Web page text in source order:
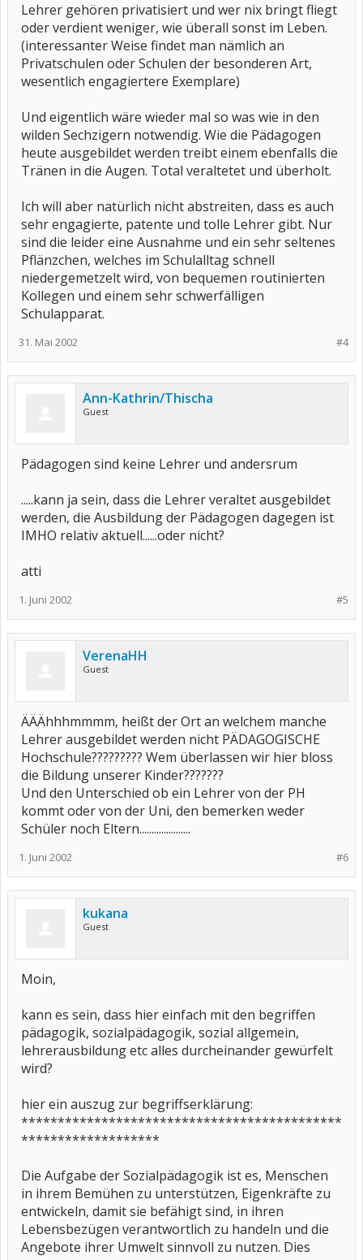
Lehrer gehören privatisiert und wer nix bringt fliegt
oder verdient weniger, wie überall sonst im Leben.
(interessanter Weise findet man nämlich an
Privatschulen oder Schulen der besonderen Art,
wesentlich engagiertere Exemplare)
Und eigentlich wäre wieder mal so was wie in den
wilden Sechzigern notwendig. Wie die Pädagogen
heute ausgebildet werden treibt einem ebenfalls die
Tränen in die Augen. Total veraltetet und überholt.
Ich will aber natürlich nicht abstreiten, dass es auch
sehr engagierte, patente und tolle Lehrer gibt. Nur
sind die leider eine Ausnahme und ein sehr seltenes
Pflänzchen, welches im Schulalltag schnell
niedergemetzelt wird, von bequemen routinierten
Kollegen und einem sehr schwerfälligen
Schulapparat.
#4
31. Mai 2002
Ann-Kathrin/Thischa
Guest
Pädagogen sind keine Lehrer und andersrum
.....kann ja sein, dass die Lehrer veraltet ausgebildet
werden, die Ausbildung der Pädagogen dagegen ist
IMHO relativ aktuell......oder nicht?
atti
#5
1. Juni 2002
VerenaHH
Guest
ÄÄÄhhhmmmm, heißt der Ort an welchem manche
Lehrer ausgebildet werden nicht PÄDAGOGISCHE
Hochschule????????? Wem überlassen wir hier bloss
die Bildung unserer Kinder???????
Und den Unterschied ob ein Lehrer von der PH
kommt oder von der Uni, den bemerken weder
Schüler noch Eltern.....................
#6
1. Juni 2002
kukana
Guest
Moin,
kann es sein, dass hier einfach mit den begriffen
pädagogik, sozialpädagogik, sozial allgemein,
lehrerausbildung etc alles durcheinander gewürfelt
wird?
hier ein auszug zur begriffserklärung:
********************************************
*******************
Die Aufgabe der Sozialpädagogik ist es, Menschen
in ihrem Bemühen zu unterstützen, Eigenkräfte zu
entwickeln, damit sie befähigt sind, in ihren
Lebensbezügen verantwortlich zu handeln und die
Angebote ihrer Umwelt sinnvoll zu nutzen. Dies